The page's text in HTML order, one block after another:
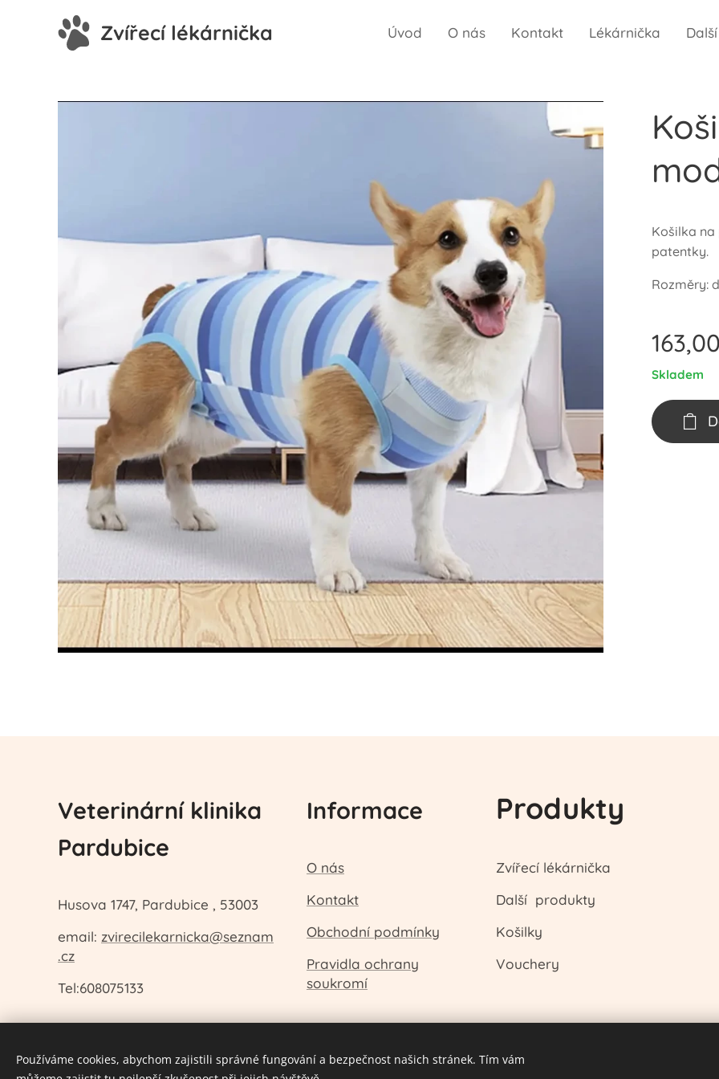
Zvířecí lékárnička Úvod O nás Kontakt Lékárnička
Košilka na
patentky.
Rozměry:
163,00
Skladem
Veterinární klinika
Pardubice
Husova 1747, Pardubice , 53003
email: zvirecilekarnicka@seznam
.cz
Tel:608075133
Informace
O nás
Kontakt
Obchodní podmínky
Pravidla ochrany
soukromí
Produkty
Zvířecí lékárnička
Další produkty
Košilky
Vouchery
Používáme cookies, abychom zajistili správné fungování a bezpečnost našich stránek. Tím vám